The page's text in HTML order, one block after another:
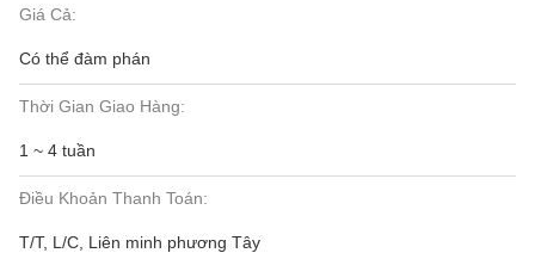
Giá Cả:
Có thể đàm phán
Thời Gian Giao Hàng:
1 ~ 4 tuần
Điều Khoản Thanh Toán:
T/T, L/C, Liên minh phương Tây